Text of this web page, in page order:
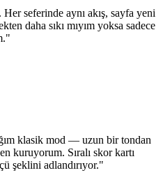
seferinde aynı akış, sayfa yeni
daha sıkı mıyım yoksa sadece
"
klasik mod — uzun bir tondan
kuruyorum. Sıralı skor kartı
şeklini adlandırıyor."